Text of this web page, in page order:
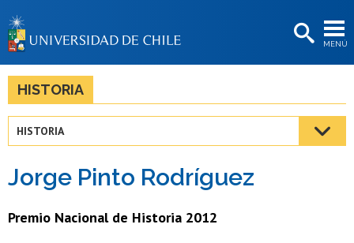
MENÚ
BIBLIOTECAS
Estudiantes
Académicas/os
Funcionarias/os
HISTORIA
HISTORIA
Jorge Pinto Rodríguez
Premio Nacional de Historia 2012